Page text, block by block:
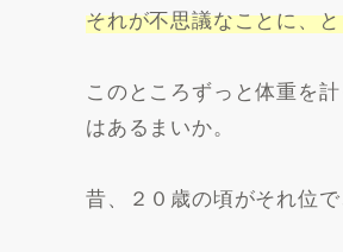
それが不思議なことに、
このところずっと体重を
はあるまいか。
昔、２０歳の頃がそれ位